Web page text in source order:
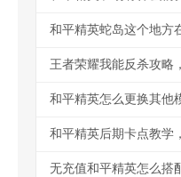
和平精英蛇岛这个地方
王者荣耀我能反杀攻略
无充值和平精英怎么搭